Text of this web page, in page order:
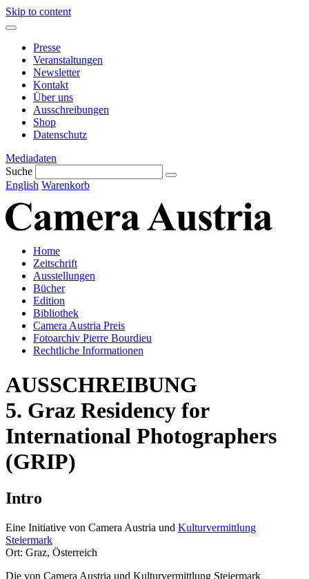
Skip to content
Presse
Veranstaltungen
Newsletter
Kontakt
Über uns
Ausschreibungen
Shop
Datenschutz
Mediadaten
Suche
English Warenkorb
Home
Zeitschrift
Ausstellungen
Bücher
Edition
Bibliothek
Camera Austria Preis
Fotoarchiv Pierre Bourdieu
Rechtliche Informationen
AUSSCHREIBUNG
5. Graz Residency for
International Photographers
(GRIP)
Intro
Eine Initiative von Camera Austria und Kulturvermittlung
Steiermark
Ort: Graz, Österreich
Die von Camera Austria und Kulturvermittlung Steiermark